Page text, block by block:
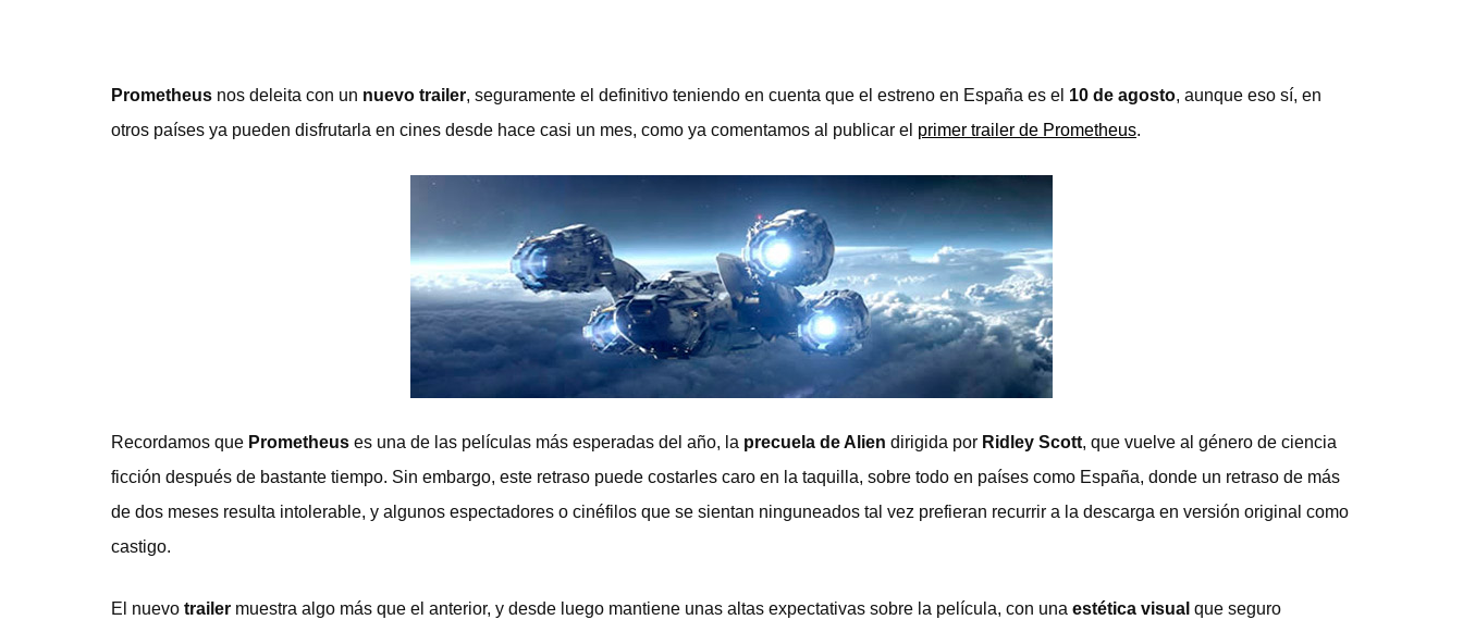
Prometheus nos deleita con un nuevo trailer, seguramente el definitivo teniendo en cuenta que el estreno en España es el 10 de agosto, aunque eso sí, en
otros países ya pueden disfrutarla en cines desde hace casi un mes, como ya comentamos al publicar el primer trailer de Prometheus.
Recordamos que Prometheus es una de las películas más esperadas del año, la precuela de Alien dirigida por Ridley Scott, que vuelve al género de ciencia
ficción después de bastante tiempo. Sin embargo, este retraso puede costarles caro en la taquilla, sobre todo en países como España, donde un retraso de más
de dos meses resulta intolerable, y algunos espectadores o cinéfilos que se sientan ninguneados tal vez prefieran recurrir a la descarga en versión original como
castigo.
El nuevo trailer muestra algo más que el anterior, y desde luego mantiene unas altas expectativas sobre la película, con una estética visual que seguro